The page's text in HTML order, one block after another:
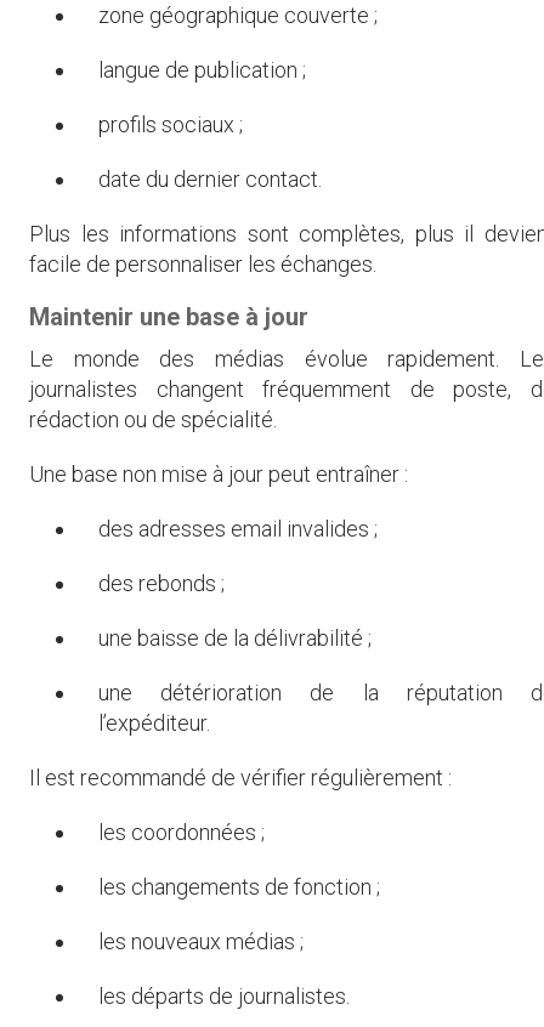
zone géographique couverte ;
langue de publication ;
profils sociaux ;
date du dernier contact.
Plus les informations sont complètes, plus il
facile de personnaliser les échanges.
Maintenir une base à jour
Le monde des médias évolue rapidement.
journalistes changent fréquemment de poste,
rédaction ou de spécialité.
Une base non mise à jour peut entraîner :
des adresses email invalides ;
des rebonds ;
une baisse de la délivrabilité ;
une détérioration de la réputation
l’expéditeur.
Il est recommandé de vérifier régulièrement :
les coordonnées ;
les changements de fonction ;
les nouveaux médias ;
les départs de journalistes.